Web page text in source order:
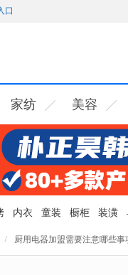
口
家纺 美容
内衣 童装 橱柜 装潢
厨用电器加盟需要注意哪些事